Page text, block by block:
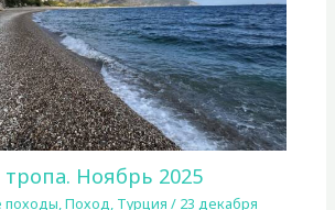
Ноябрь 2025
,Поход, Турция / 23 декабря